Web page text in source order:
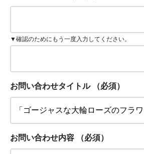
▼確認のためにもう一度入力してください。
お問い合わせタイトル （必須）
お問い合わせ内容 （必須）